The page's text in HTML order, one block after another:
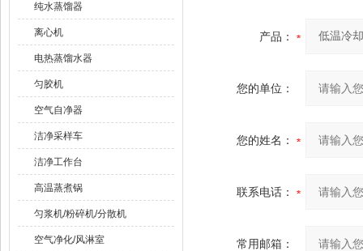
纯水蒸馏器
离心机
电热蒸馏水器
匀胶机
空气自净器
洁净采样车
洁净工作台
高温蒸煮锅
匀浆机/粉碎机/分散机
空气净化/风淋室
产品：
您的单位：
您的姓名：
联系电话：
常用邮箱：